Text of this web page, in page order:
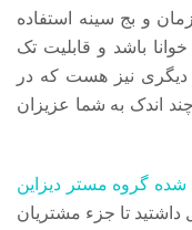
و بج سینه استفاده
باشد و قابلیت تک
دیگری نیز هست که در
اندک به شما عزیزان
شده گروه مستر دیزاین
داشتید تا جزء مشتریان